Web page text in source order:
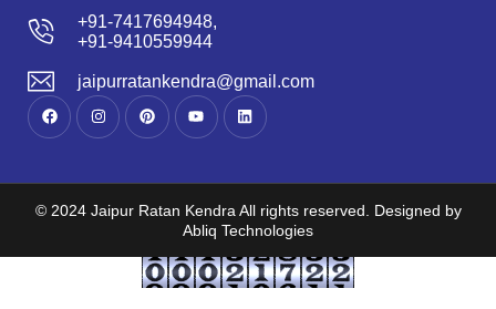
+91-7417694948,
+91-9410559944
jaipurratankendra@gmail.com
© 2024 Jaipur Ratan Kendra All rights reserved. Designed by
Abliq Technologies